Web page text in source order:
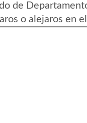
de
o alejaros en